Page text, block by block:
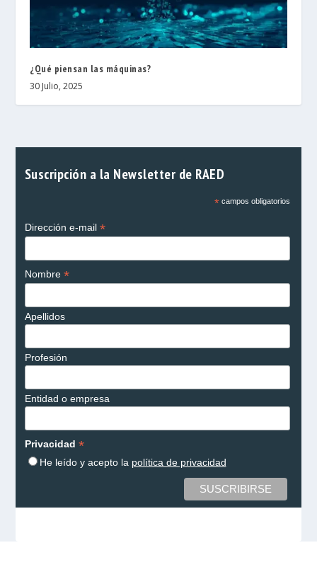
¿Qué piensan las máquinas?
30 Julio, 2025
Suscripción a la Newsletter de RAED
*campos obligatorios
Dirección e-mail *
Nombre *
Apellidos
Profesión
Entidad o empresa
Privacidad *
He leído y acepto la política de privacidad